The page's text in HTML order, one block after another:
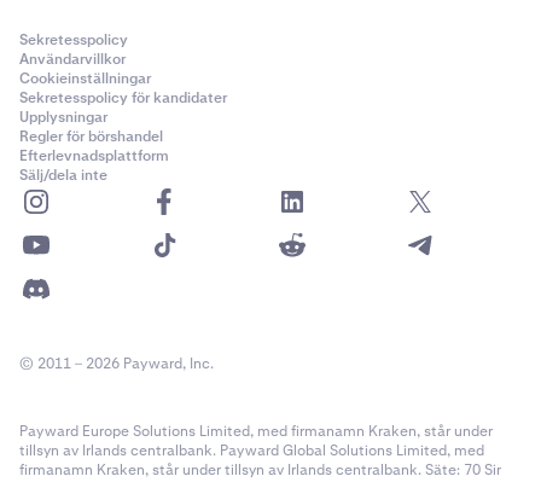
Sekretesspolicy
Användarvillkor
Cookieinställningar
Sekretesspolicy för kandidater
Upplysningar
Regler för börshandel
Efterlevnadsplattform
Sälj/dela inte
© 2011 – 2026 Payward, Inc.
Payward Europe Solutions Limited, med firmanamn Kraken, står under
tillsyn av Irlands centralbank. Payward Global Solutions Limited, med
firmanamn Kraken, står under tillsyn av Irlands centralbank. Säte: 70 Sir